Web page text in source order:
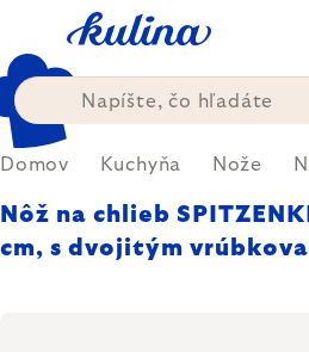
obsah
Domov Kuchyňa Nože
Nôž na chlieb
cm, s dvojitým